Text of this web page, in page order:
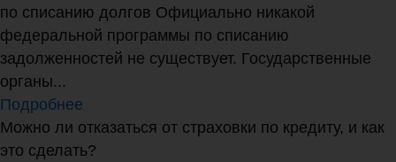
по списанию долгов Официально никакой
федеральной программы по списанию
задолженностей не существует. Государственные
органы...
Подробнее
Можно ли отказаться от страховки по кредиту, и как
это сделать?